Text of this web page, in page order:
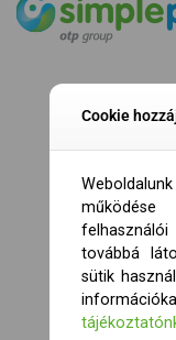
Cookie
továbbá
sütik